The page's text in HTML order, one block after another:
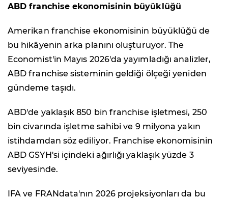
ABD franchise ekonomisinin büyüklüğü
Amerikan franchise ekonomisinin büyüklüğü de
bu hikâyenin arka planını oluşturuyor. The
Economist'in Mayıs 2026'da yayımladığı analizler,
ABD franchise sisteminin geldiği ölçeği yeniden
gündeme taşıdı.
ABD'de yaklaşık 850 bin franchise işletmesi, 250
bin civarında işletme sahibi ve 9 milyona yakın
istihdamdan söz ediliyor. Franchise ekonomisinin
ABD GSYH'si içindeki ağırlığı yaklaşık yüzde 3
seviyesinde.
IFA ve FRANdata'nın 2026 projeksiyonları da bu